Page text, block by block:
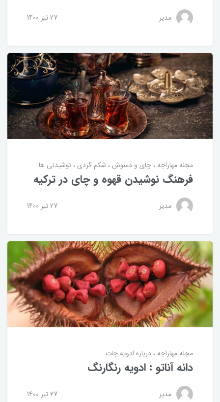
مدیر 27 تير 1400
مجله مهاراجه چای و دمنوش شکم گردی نوشیدنی ها
فرهنگ نوشیدن قهوه و چای در ترکیه
مدیر 27 تير 1400
مجله مهاراجه درباره ادویه جات
دانه آناتو : ادویه رنگارنگ
مدیر 27 تير 1400